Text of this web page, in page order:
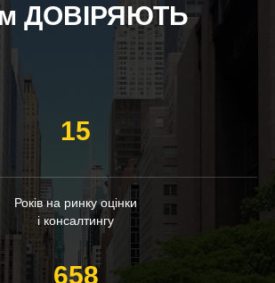
ДОВІРЯЮТЬ
15
Років на ринку оцінки
і консалтингу
658